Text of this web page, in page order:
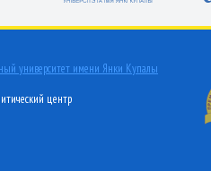
университет имени Янки Купалы
центр